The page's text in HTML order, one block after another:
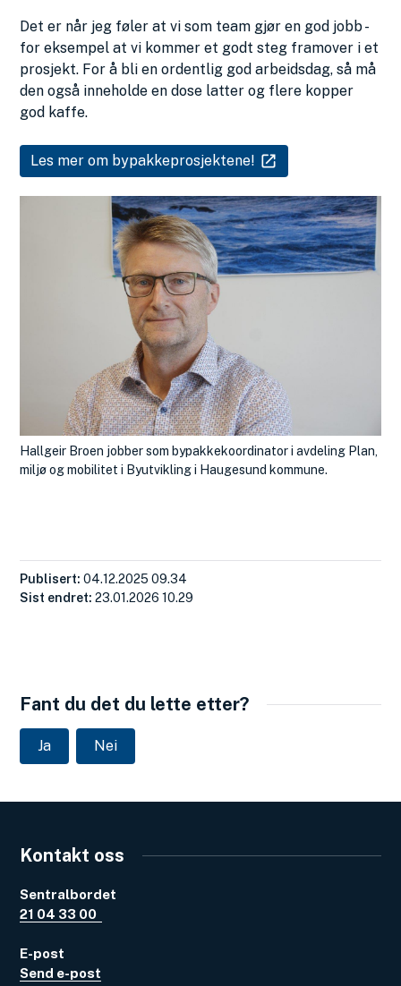
Det er når jeg føler at vi som team gjør en god jobb -
for eksempel at vi kommer et godt steg framover i et
prosjekt. For å bli en ordentlig god arbeidsdag, så må
den også inneholde en dose latter og flere kopper
god kaffe.
Les mer om bypakkeprosjektene!
Hallgeir Broen jobber som bypakkekoordinator i avdeling Plan,
miljø og mobilitet i Byutvikling i Haugesund kommune.
Publisert 04.12.2025 09.34
Sist endret 23.01.2026 10.29
Fant du det du lette etter?
Ja Nei
Kontakt oss
Sentralbordet
21 04 33 00
E-post
Send e-post